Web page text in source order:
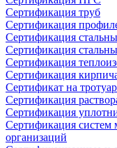
Сертификация труб
Сертификация
Сертификация
Сертификация
Сертификация
Сертификация
Сертификат на
Сертификация
Сертификация
Сертификация
организаций